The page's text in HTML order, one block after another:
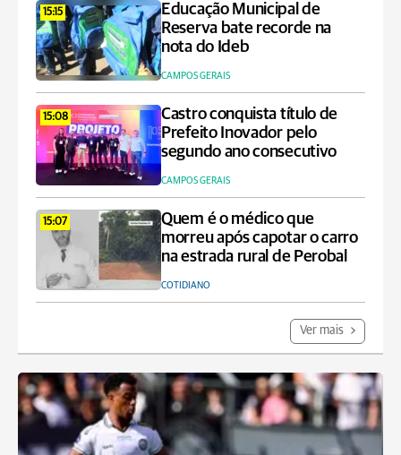
15:15
Educação Municipal de
Reserva bate recorde na
nota do Ideb
CAMPOS GERAIS
15:08
Castro conquista título de
Prefeito Inovador pelo
segundo ano consecutivo
CAMPOS GERAIS
15:07
Quem é o médico que
morreu após capotar o carro
na estrada rural de Perobal
COTIDIANO
Ver mais